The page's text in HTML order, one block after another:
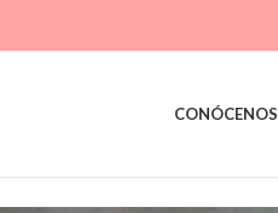
CONÓCENOS